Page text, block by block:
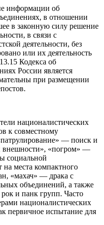
информации об
в отношении
в законную силу решение
в связи с
деятельности, без
или их деятельность
Кодекса об
России является
при размещении
националистических
к совместному
— поиск и
внешности», «погром» —
социальной
места компактного
«махач» — драка с
объединений, а также
и панк групп. Часто
националистических
первичное испытание для